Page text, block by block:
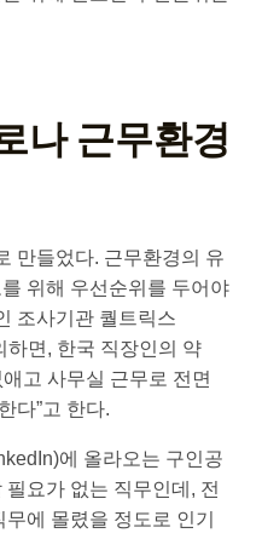
나 근무환경
만들었다. 근무환경의 유
위해 우선순위를 두어야
조사기관 퀄트릭스
하면, 한국 직장인의 약
고 사무실 근무로 전면
다”고 한다.
에 올라오는 구인공
요가 없는 직무인데, 전
에 몰렸을 정도로 인기